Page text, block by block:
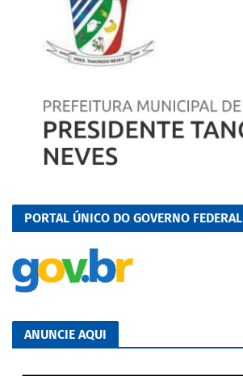
PORTAL ÚNICO DO GOVERNO FEDERAL
ANUNCIE AQUI